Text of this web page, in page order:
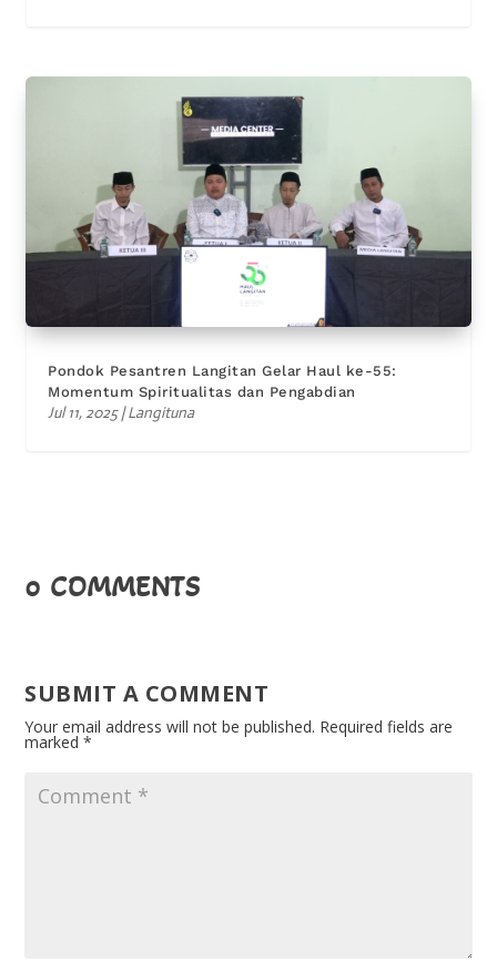
Pondok Pesantren Langitan Gelar Haul ke-55:
Momentum Spiritualitas dan Pengabdian
Jul 11, 2025|Langituna
0 COMMENTS
SUBMIT A COMMENT
Your email address will not be published. Required fields are
marked*